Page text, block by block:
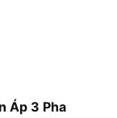
Áp 3 Pha